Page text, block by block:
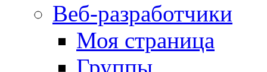
Веб-разработчики
Моя страница